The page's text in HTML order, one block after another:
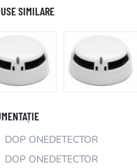
SIMILARE
DOP ONEDETECTOR
DOP ONEDETECTOR